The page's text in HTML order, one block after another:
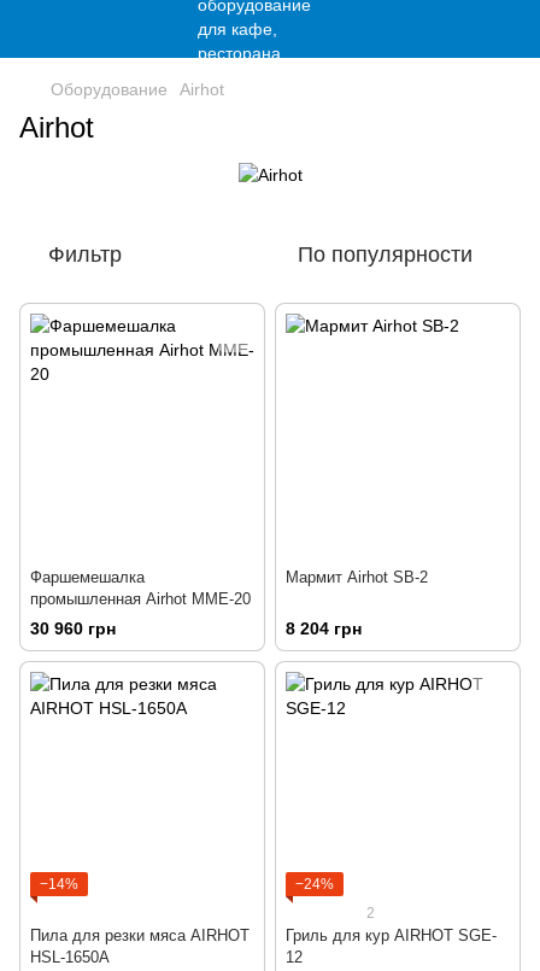
Оборудование Airhot
Airhot
Фильтр По популярности
Фаршемешалка
промышленная Airhot MME-20
30 960 грн
Мармит Airhot SB-2
8 204 грн
−14%
Пила для резки мяса AIRHOT
HSL-1650A
−24%
2
Гриль для кур AIRHOT SGE-
12